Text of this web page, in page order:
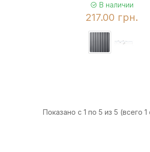
В наличии
217.00 грн.
Показано с 1 по 5 из 5 (всего 1